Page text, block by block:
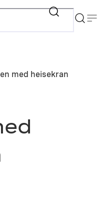
med heisekran